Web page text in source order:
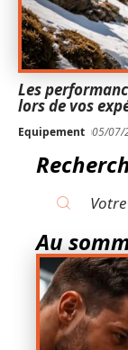
Les
lors de vos
Equipement 05/07/
Au